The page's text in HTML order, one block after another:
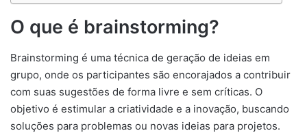
O que é brainstorming?
Brainstorming é uma técnica de geração de ideias em
grupo, onde os participantes são encorajados a contribuir
com suas sugestões de forma livre e sem críticas. O
objetivo é estimular a criatividade e a inovação, buscando
soluções para problemas ou novas ideias para projetos.